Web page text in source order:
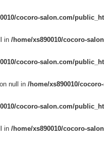
cocoro-salon.com/
in /home/xs890010/cocoro-
cocoro-salon.com/
null in /home/xs890010/
cocoro-salon.com/
in /home/xs890010/cocoro-